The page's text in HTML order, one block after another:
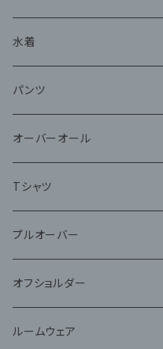
水着
パンツ
オーバーオール
Tシャツ
プルオーバー
オフショルダー
ルームウェア